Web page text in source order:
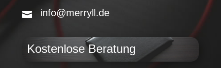
info@merryll.de
Kostenlose Beratung